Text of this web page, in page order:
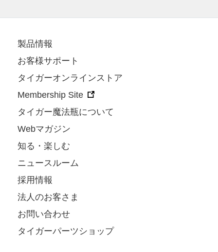
製品情報
お客様サポート
タイガーオンラインストア
Membership Site
タイガー魔法瓶について
Webマガジン
知る・楽しむ
ニュースルーム
採用情報
法人のお客さま
お問い合わせ
タイガーパーツショップ